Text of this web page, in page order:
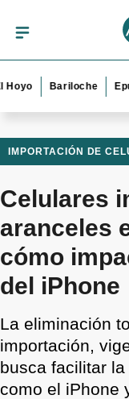
Bariloche Epuyén
IMPORTACIÓN DE
Celulares
aranceles
cómo
del iPhone
La eliminación
importación,
busca facilitar
como el iPhone